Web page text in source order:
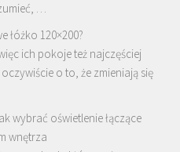
…
łóżko 120×200?
ich pokoje też najczęściej
o to, że zmieniają się
wybrać oświetlenie łączące
wnętrza